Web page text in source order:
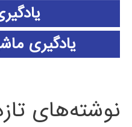
یادگیری
نوشته‌های